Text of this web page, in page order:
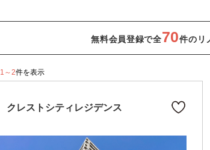
無料会員登録で全70件のリ
1～2件を表示
クレストシティレジデンス